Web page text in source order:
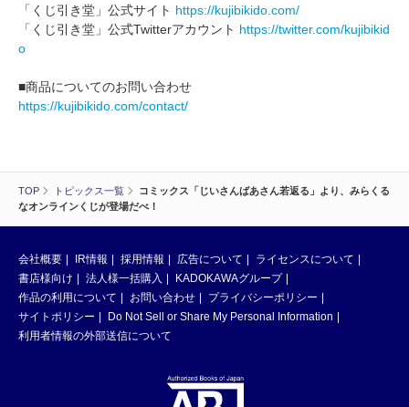
TOP トピックス一覧
コミックス「じいさんばあさん若返る」より、みらくる
なオンラインくじが登場だべ！
「くじ引き堂」公式サイト https://kujibikido.com/
「くじ引き堂」公式Twitterアカウント https://twitter.com/kujibikid
o
■商品についてのお問い合わせ
https://kujibikido.com/contact/
会社概要 IR情報 採用情報 広告について
ライセンスについて
書店様向け
法人様一括購入
KADOKAWAグループ
作品の利用について
お問い合わせ
プライバシーポリシー
サイトポリシー
Do Not Sell or Share My Personal Information
利用者情報の外部送信について